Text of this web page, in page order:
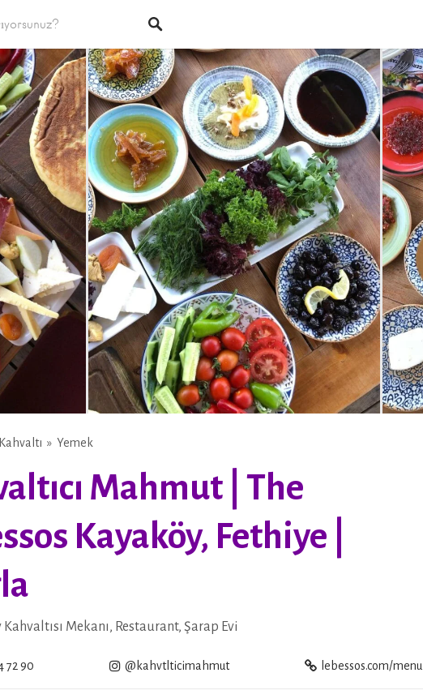
Kahvaltı Yemek
Mahmut | The
Kayaköy, Fethiye |
Kahvaltısı Mekanı, Restaurant, Şarap Evi
72 90 @kahvtlticimahmut lebessos.com/menu
TWITTER